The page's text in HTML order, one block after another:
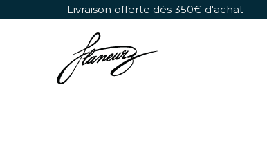
Se rendre au contenuLivraison offerte dès 350€ d'achat